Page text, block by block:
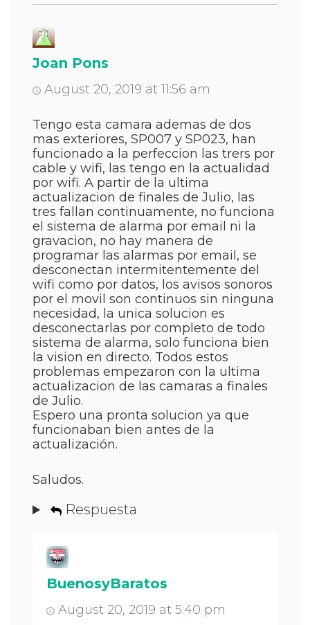
Joan Pons
August 20, 2019 at 11:56 am
Tengo esta camara ademas de dos
mas exteriores, SP007 y SP023, han
funcionado a la perfeccion las trers por
cable y wifi, las tengo en la actualidad
por wifi. A partir de la ultima
actualizacion de finales de Julio, las
tres fallan continuamente, no funciona
el sistema de alarma por email ni la
gravacion, no hay manera de
programar las alarmas por email, se
desconectan intermitentemente del
wifi como por datos, los avisos sonoros
por el movil son continuos sin ninguna
necesidad, la unica solucion es
desconectarlas por completo de todo
sistema de alarma, solo funciona bien
la vision en directo. Todos estos
problemas empezaron con la ultima
actualizacion de las camaras a finales
de Julio.
Espero una pronta solucion ya que
funcionaban bien antes de la
actualización.
Saludos.
Respuesta
BuenosyBaratos
August 20, 2019 at 5:40 pm